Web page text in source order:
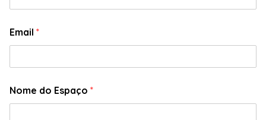
Email *
Nome do Espaço *